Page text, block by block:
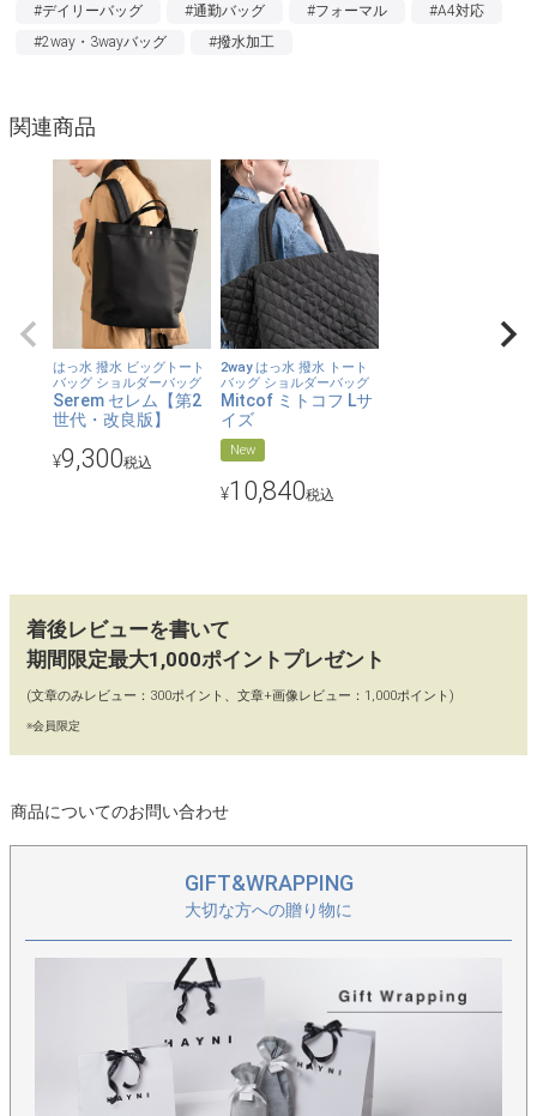
A4サイズの書類やMacbook、500mlペットボトルや長財布…毎日
の通勤・通学で持ち歩きたいアイテムをすっきりイン。ポケット
【飽きのこないシンプルさ】
流行に左右されないミニマルなデザイン。どんなスタイルにも、
どんなシーンにも自然に馴染んで、自分らしさを引き立ててくれ
るので、長くご愛用いただけます。
【さりげなく効かせた本革使い】
ハンドルや開き口周辺などには、上質な本革を。シンプルな中に
エッジを効かせ、さりげなく洗練された印象を与えます。
【2way】
取り外し可能なショルダーが付属。太めのベルトなので、負担が
かかりにくくて安心です。
合交換を「往復送料店舗負担」にてお受けしております。どうぞ
お気軽にお買い物をお楽しみください。
【保存に便利な不織布付き】
保存に便利な、HAYNIロゴ入りの不織布に商品をお入れし、丁寧
#デイリーバッグ
#通勤バッグ #フォーマル
#A4対応
#2way・3wayバッグ
#撥水加工
関連商品
はっ水 撥水 ビッグトート
バッグ ショルダーバッグ
Serem セレム【第2
世代・改良版】
¥9,300税込
2way はっ水 撥水 トート
バッグ ショルダーバッグ
Mitcof ミトコフ Lサ
イズ
New
¥10,840税込
着後レビューを書いて
期間限定最大1,000ポイントプレゼント
(文章のみレビュー：300ポイント、文章+画像レビュー：1,000ポイント)
※会員限定
商品についてのお問い合わせ
GIFT&WRAPPING
大切な方への贈り物に